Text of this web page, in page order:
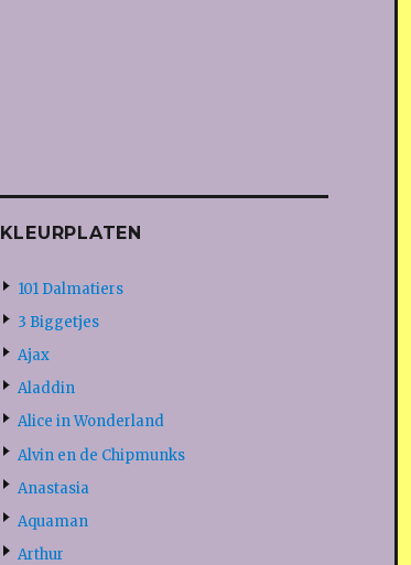
KLEURPLATEN
101 Dalmatiers
3 Biggetjes
Ajax
Aladdin
Alice in Wonderland
Alvin en de Chipmunks
Anastasia
Aquaman
Arthur